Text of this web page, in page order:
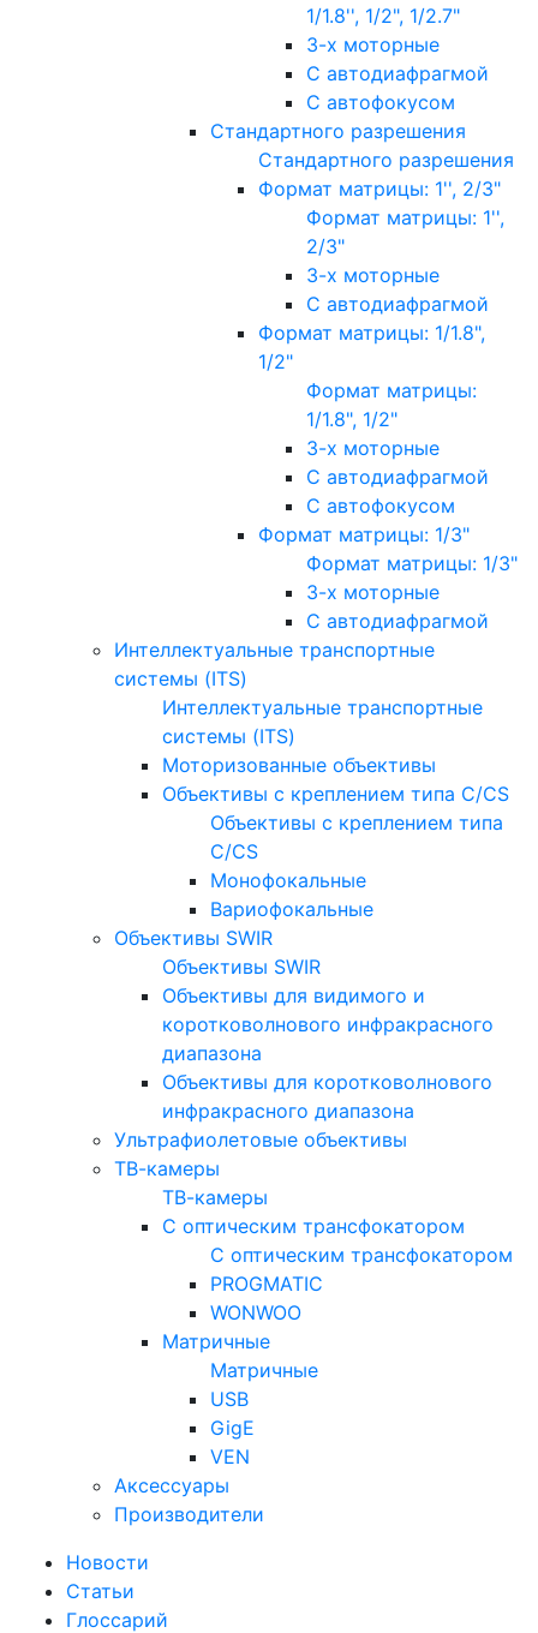
1/1.8'', 1/2", 1/2.7"
3-х моторные
С автодиафрагмой
С автофокусом
Стандартного разрешения
Стандартного разрешения
Формат матрицы: 1'', 2/3"
Формат матрицы: 1'',
2/3"
3-х моторные
С автодиафрагмой
Формат матрицы: 1/1.8",
1/2"
Формат матрицы:
1/1.8", 1/2"
3-х моторные
С автодиафрагмой
С автофокусом
Формат матрицы: 1/3"
Формат матрицы: 1/3"
3-х моторные
С автодиафрагмой
Интеллектуальные транспортные
системы (ITS)
Интеллектуальные транспортные
системы (ITS)
Моторизованные объективы
Объективы с креплением типа C/CS
Объективы с креплением типа
C/CS
Монофокальные
Вариофокальные
Объективы SWIR
Объективы SWIR
Объективы для видимого и
коротковолнового инфракрасного
диапазона
Объективы для коротковолнового
инфракрасного диапазона
Ультрафиолетовые объективы
ТВ-камеры
ТВ-камеры
С оптическим трансфокатором
С оптическим трансфокатором
PROGMATIC
WONWOO
Матричные
Матричные
USB
GigE
VEN
Аксессуары
Производители
Новости
Статьи
Глоссарий